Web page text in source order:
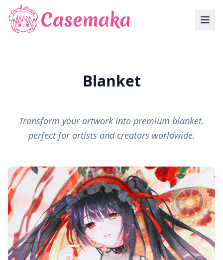
Blanket
Transform your artwork into premium blanket,
perfect for artists and creators worldwide.